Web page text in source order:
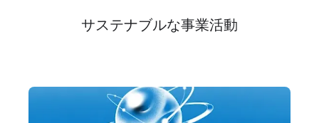
サステナブルな​事業活動